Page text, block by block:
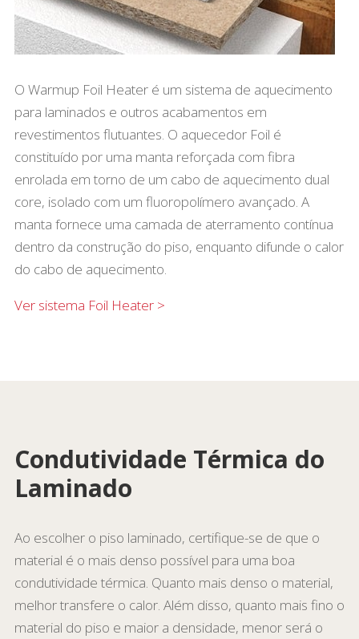
O Warmup Foil Heater é um sistema de aquecimento
para laminados e outros acabamentos em
revestimentos flutuantes. O aquecedor Foil é
constituído por uma manta reforçada com fibra
enrolada em torno de um cabo de aquecimento dual
core, isolado com um fluoropolímero avançado. A
manta fornece uma camada de aterramento contínua
dentro da construção do piso, enquanto difunde o calor
do cabo de aquecimento.
Ver sistema Foil Heater >
Condutividade Térmica do
Laminado
Ao escolher o piso laminado, certifique-se de que o
material é o mais denso possível para uma boa
condutividade térmica. Quanto mais denso o material,
melhor transfere o calor. Além disso, quanto mais fino o
material do piso e maior a densidade, menor será o